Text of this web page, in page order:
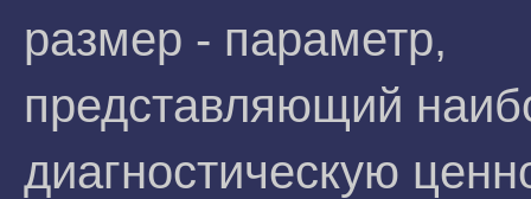
размер - параметр,
представляющий
диагностическую